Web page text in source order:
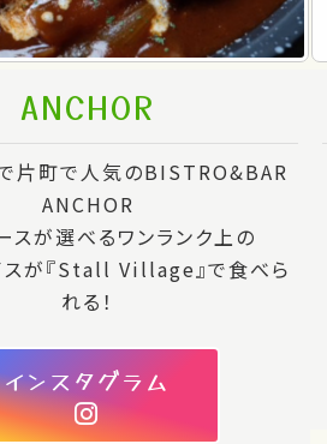
ANCHOR
片町で人気のBISTRO&BAR
ANCHOR
スが選べるワンランク上の
スが『Stall Village』で食べら
れる！
インスタグラム